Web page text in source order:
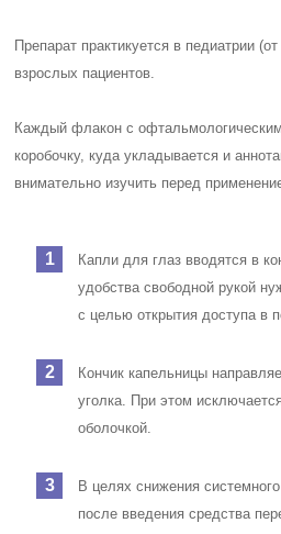
Препарат практикуется в педиатрии
взрослых пациентов.
Каждый флакон с
коробочку, куда укладывается и
внимательно изучить перед
Капли для глаз вводятся в
удобства свободной рукой
с целью открытия доступа в
Кончик капельницы
уголка. При этом
оболочкой.
В целях снижения
после введения средства